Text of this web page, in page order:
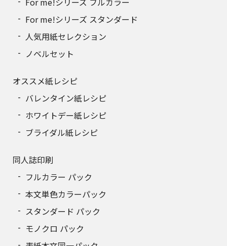
For me!シリーズ スタンダード
人気用紙セレクション
ノベルセット
オススメ紙レシピ
バレンタイン紙レシピ
ホワイトデー紙レシピ
ブライダル紙レシピ
同人誌印刷
フルカラー パック
本文単色カラーパック
スタンダード パック
モノクロ パック